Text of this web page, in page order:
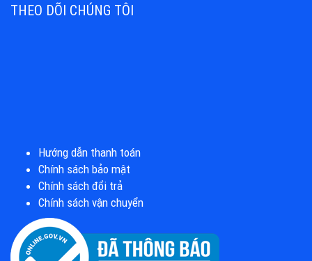
THEO DÕI CHÚNG TÔI
Hướng dẫn thanh toán
Chính sách bảo mật
Chính sách đổi trả
Chính sách vận chuyển